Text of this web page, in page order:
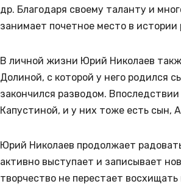
др. Благодаря своему таланту и
занимает почетное место в истории
В личной жизни Юрий Николаев
Долиной, с которой у него родился
закончился разводом.
Капустиной, и у них тоже есть сын,
Юрий Николаев продолжает
активно выступает и записывает
творчество не перестает